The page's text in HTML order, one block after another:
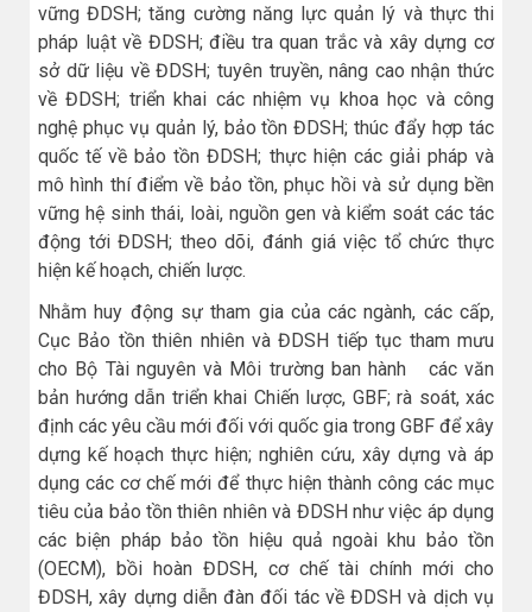
vững ĐDSH; tăng cường năng lực quản lý và thực thi
pháp luật về ĐDSH; điều tra quan trắc và xây dựng cơ
sở dữ liệu về ĐDSH; tuyên truyền, nâng cao nhận thức
về ĐDSH; triển khai các nhiệm vụ khoa học và công
nghệ phục vụ quản lý, bảo tồn ĐDSH; thúc đẩy hợp tác
quốc tế về bảo tồn ĐDSH; thực hiện các giải pháp và
mô hình thí điểm về bảo tồn, phục hồi và sử dụng bền
vững hệ sinh thái, loài, nguồn gen và kiểm soát các tác
động tới ĐDSH; theo dõi, đánh giá việc tổ chức thực
hiện kế hoạch, chiến lược.
Nhằm huy động sự tham gia của các ngành, các cấp,
Cục Bảo tồn thiên nhiên và ĐDSH tiếp tục tham mưu
cho Bộ Tài nguyên và Môi trường ban hành các văn
bản hướng dẫn triển khai Chiến lược, GBF; rà soát, xác
định các yêu cầu mới đối với quốc gia trong GBF để xây
dựng kế hoạch thực hiện; nghiên cứu, xây dựng và áp
dụng các cơ chế mới để thực hiện thành công các mục
tiêu của bảo tồn thiên nhiên và ĐDSH như việc áp dụng
các biện pháp bảo tồn hiệu quả ngoài khu bảo tồn
(OECM), bồi hoàn ĐDSH, cơ chế tài chính mới cho
ĐDSH, xây dựng diễn đàn đối tác về ĐDSH và dịch vụ